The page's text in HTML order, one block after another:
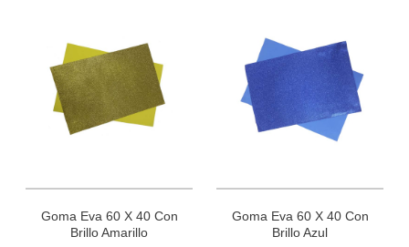
Goma Eva 60 X 40 Con
Brillo Amarillo
Goma Eva 60 X 40 Con
Brillo Azul